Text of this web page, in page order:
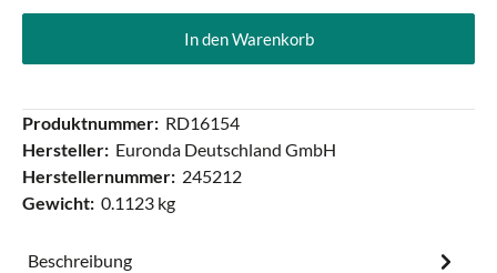
In den Warenkorb
Produktnummer: RD16154
Hersteller: Euronda Deutschland GmbH
Herstellernummer: 245212
Gewicht: 0.1123 kg
Beschreibung